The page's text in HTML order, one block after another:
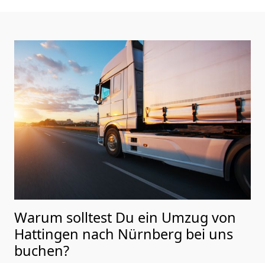
Warum solltest Du ein Umzug von
Hattingen nach Nürnberg bei uns
buchen?